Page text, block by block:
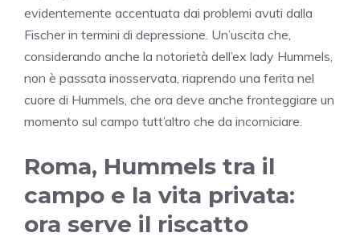
evidentemente accentuata dai problemi avuti dalla
Fischer in termini di depressione. Un’uscita che,
considerando anche la notorietà dell’ex lady Hummels,
non è passata inosservata, riaprendo una ferita nel
cuore di Hummels, che ora deve anche fronteggiare un
momento sul campo tutt’altro che da incorniciare.
Roma, Hummels tra il
campo e la vita privata:
ora serve il riscatto